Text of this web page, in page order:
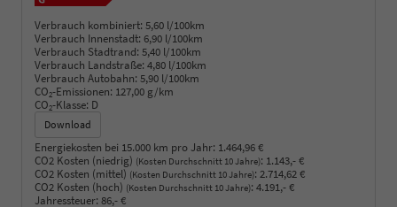
Verbrauch kombiniert: 5,60 l/100km
Verbrauch Innenstadt: 6,90 l/100km
Verbrauch Stadtrand: 5,40 l/100km
Verbrauch Landstraße: 4,80 l/100km
Verbrauch Autobahn: 5,90 l/100km
CO2-Emissionen: 127,00 g/km
CO2-Klasse: D
Download
Energiekosten bei 15.000 km pro Jahr: 1.464,96 €
CO2 Kosten (niedrig) (Kosten Durchschnitt 10 Jahre): 1.143,- €
CO2 Kosten (mittel) (Kosten Durchschnitt 10 Jahre): 2.714,62 €
CO2 Kosten (hoch) (Kosten Durchschnitt 10 Jahre): 4.191,- €
Jahressteuer: 86,- €